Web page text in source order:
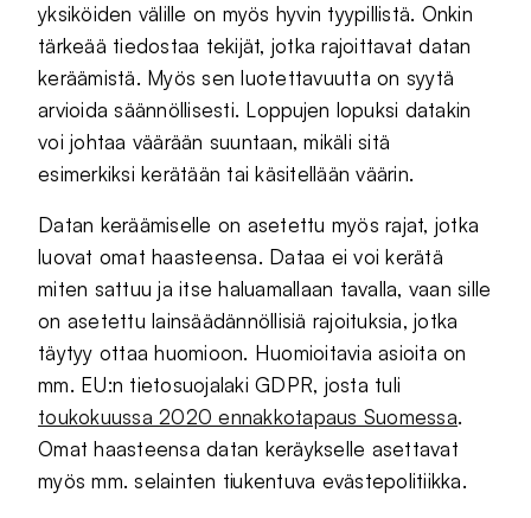
yksiköiden välille on myös hyvin tyypillistä. Onkin
tärkeää tiedostaa tekijät, jotka rajoittavat datan
keräämistä. Myös sen luotettavuutta on syytä
arvioida säännöllisesti. Loppujen lopuksi datakin
voi johtaa väärään suuntaan, mikäli sitä
esimerkiksi kerätään tai käsitellään väärin.
Datan keräämiselle on asetettu myös rajat, jotka
luovat omat haasteensa. Dataa ei voi kerätä
miten sattuu ja itse haluamallaan tavalla, vaan sille
on asetettu lainsäädännöllisiä rajoituksia, jotka
täytyy ottaa huomioon. Huomioitavia asioita on
mm. EU:n tietosuojalaki GDPR, josta tuli
toukokuussa 2020 ennakkotapaus Suomessa.
Omat haasteensa datan keräykselle asettavat
myös mm. selainten tiukentuva evästepolitiikka.